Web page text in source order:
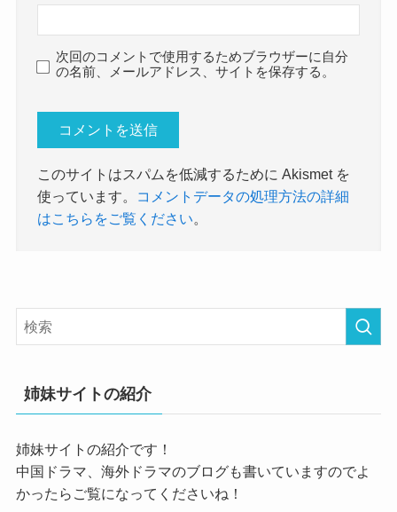
次回のコメントで使用するためブラウザーに自分
の名前、メールアドレス、サイトを保存する。
このサイトはスパムを低減するために Akismet を
使っています。
コメントデータの処理方法の詳細
はこちらをご覧ください
姉妹サイトの紹介
姉妹サイトの紹介です！
中国ドラマ、海外ドラマのブログも書いていますのでよ
かったらご覧になってくださいね！